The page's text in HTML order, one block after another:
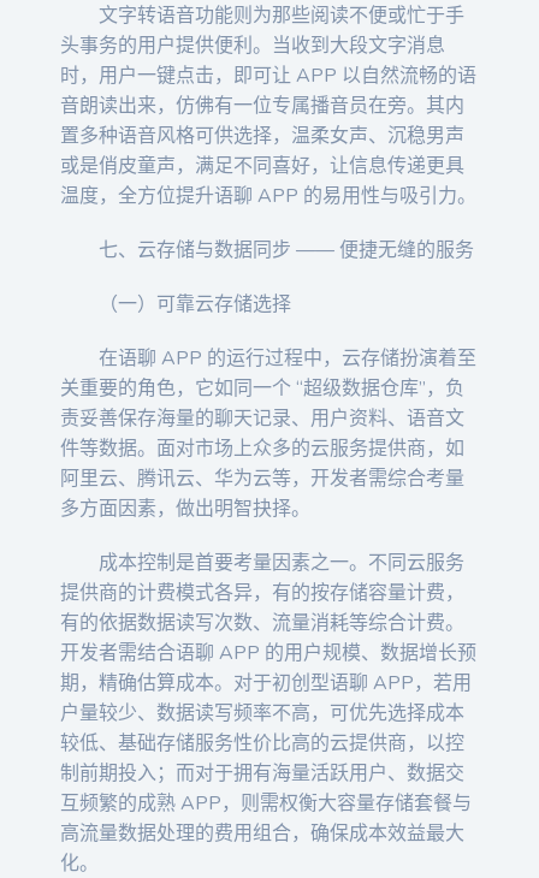
文字转语音功能则为那些阅读不便或忙于手
头事务的用户提供便利。当收到大段文字消息
时，用户一键点击，即可让 APP 以自然流畅的语
音朗读出来，仿佛有一位专属播音员在旁。其内
置多种语音风格可供选择，温柔女声、沉稳男声
或是俏皮童声，满足不同喜好，让信息传递更具
温度，全方位提升语聊 APP 的易用性与吸引力。
七、云存储与数据同步 —— 便捷无缝的服务
（一）可靠云存储选择
在语聊 APP 的运行过程中，云存储扮演着至
关重要的角色，它如同一个 “超级数据仓库”，负
责妥善保存海量的聊天记录、用户资料、语音文
件等数据。面对市场上众多的云服务提供商，如
阿里云、腾讯云、华为云等，开发者需综合考量
多方面因素，做出明智抉择。
成本控制是首要考量因素之一。不同云服务
提供商的计费模式各异，有的按存储容量计费，
有的依据数据读写次数、流量消耗等综合计费。
开发者需结合语聊 APP 的用户规模、数据增长预
期，精确估算成本。对于初创型语聊 APP，若用
户量较少、数据读写频率不高，可优先选择成本
较低、基础存储服务性价比高的云提供商，以控
制前期投入；而对于拥有海量活跃用户、数据交
互频繁的成熟 APP，则需权衡大容量存储套餐与
高流量数据处理的费用组合，确保成本效益最大
化。